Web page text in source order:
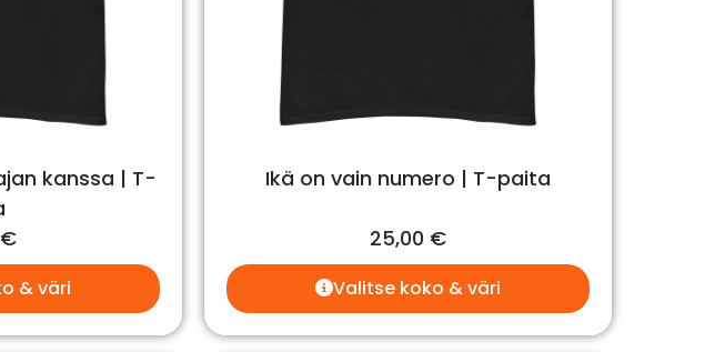
kanssa | T-
€
& väri
Ikä on vain numero | T-paita
25,00 €
Valitse koko & väri